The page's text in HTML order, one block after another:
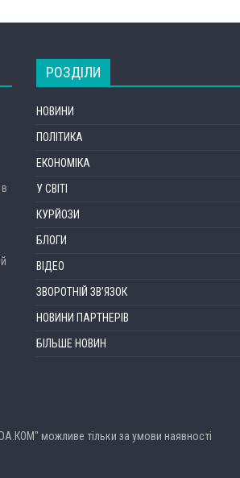
РОЗДІЛИ
НОВИНИ
ПОЛІТИКА
ЕКОНОМІКА
У СВІТІ
КУРЙОЗИ
БЛОГИ
ВІДЕО
ЗВОРОТНІЙ ЗВ’ЯЗОК
НОВИНИ ПАРТНЕРІВ
БІЛЬШЕ НОВИН
можливе тільки за умови наявності